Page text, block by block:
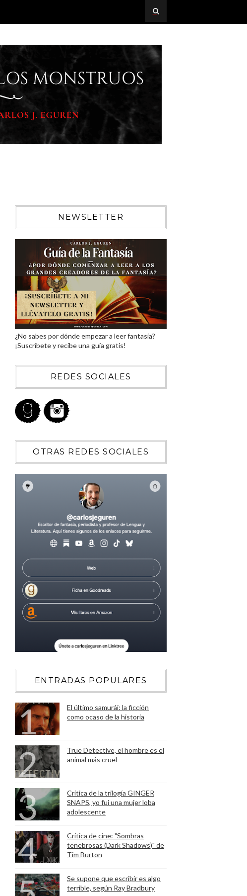
NEWSLETTER
¿No sabes por dónde empezar a leer fantasía?
¡Suscríbete y recibe una guía gratis!
REDES SOCIALES
OTRAS REDES SOCIALES
ENTRADAS POPULARES
El último samurái: la ficción
como ocaso de la historia
True Detective, el hombre es el
animal más cruel
Crítica de la trilogía GINGER
SNAPS, yo fui una mujer loba
adolescente
Crítica de cine: "Sombras
tenebrosas (Dark Shadows)" de
Tim Burton
Se supone que escribir es algo
terrible, según Ray Bradbury